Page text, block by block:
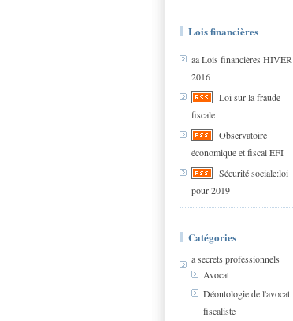
Lois financières
aa Lois financières HIVER
2016
Loi sur la fraude
fiscale
Observatoire
économique et fiscal EFI
Sécurité sociale:loi
pour 2019
Catégories
a secrets professionnels
Avocat
Déontologie de l'avocat
fiscaliste